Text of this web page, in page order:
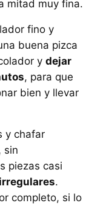
mitad muy fina.
fino y
buena pizca
y dejar
, para que
bien y llevar
y chafar
sin
piezas casi
.
completo, si lo